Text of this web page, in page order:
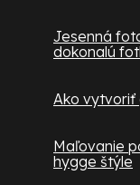
Jesenná
dokonalú
Ako vytvoriť
Maľovanie
hygge štýle